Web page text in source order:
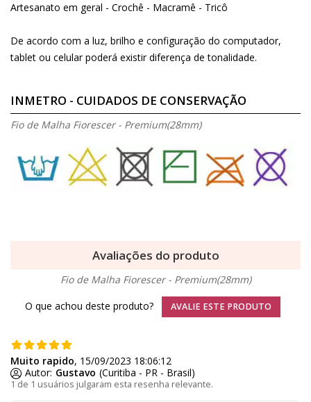
Artesanato em geral - Crochê - Macramê - Tricô
De acordo com a luz, brilho e configuração do computador,
tablet ou celular poderá existir diferença de tonalidade.
INMETRO - CUIDADOS DE CONSERVAÇÃO
Fio de Malha Fiorescer - Premium(28mm)
Avaliações do produto
Fio de Malha Fiorescer - Premium(28mm)
O que achou deste produto?
AVALIE ESTE PRODUTO
1 de 1 usuários julgaram esta resenha relevante.
Muito rapido, 15/09/2023 18:06:12
Autor: Gustavo (Curitiba - PR - Brasil)